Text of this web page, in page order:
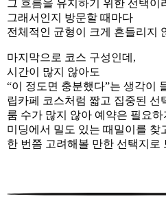
그 흐름을 유지하기 위한 선택이
그래서인지 방문할 때마다
전체적인 균형이 크게 흔들리지
마지막으로 코스 구성인데,
시간이 많지 않아도
“이 정도면 충분했다”는 생각이
립카페 코스처럼 짧고 집중된 선
룸 수가 많지 않아 예약은 필요하
미딩에서 밀도 있는 때밀이를 찾
한 번쯤 고려해볼 만한 선택지로